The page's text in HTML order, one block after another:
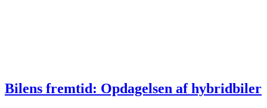
Bilens fremtid: Opdagelsen af hybridbiler